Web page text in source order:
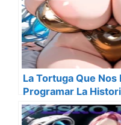
La Tortuga Que Nos
Programar La
Primer Lenguaje De
Disenado Para Ninos